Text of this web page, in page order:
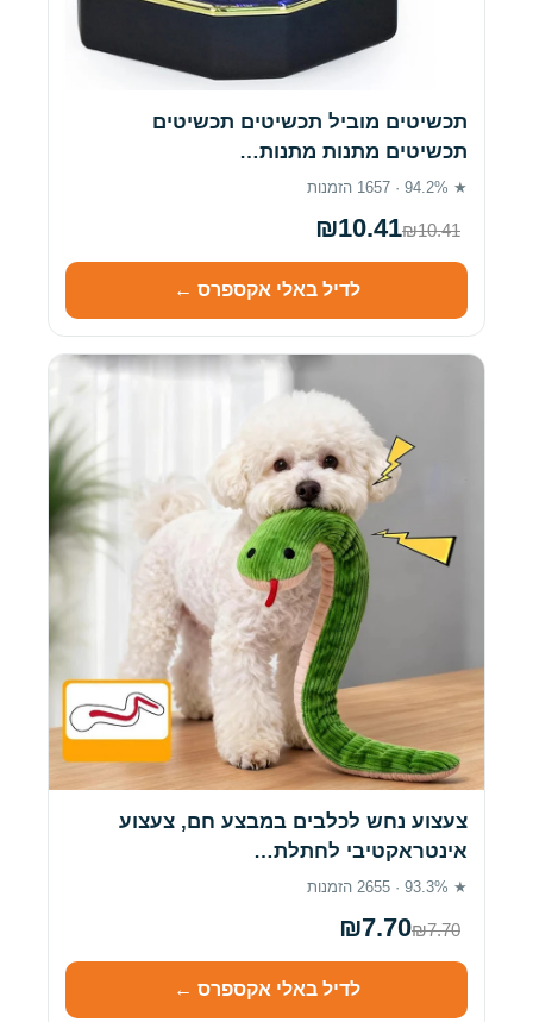
תכשיטים מוביל תכשיטים תכשיטים
תכשיטים מתנות מתנות…
★ 94.2% · 1657 הזמנות
₪10.41₪10.41
לדיל באלי אקספרס ←
צעצוע נחש לכלבים במבצע חם, צעצוע
אינטראקטיבי לחתלת…
★ 93.3% · 2655 הזמנות
₪7.70₪7.70
לדיל באלי אקספרס ←